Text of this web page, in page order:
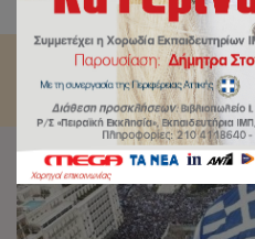
Μακεδονία στις 20 Ιανουαρίου